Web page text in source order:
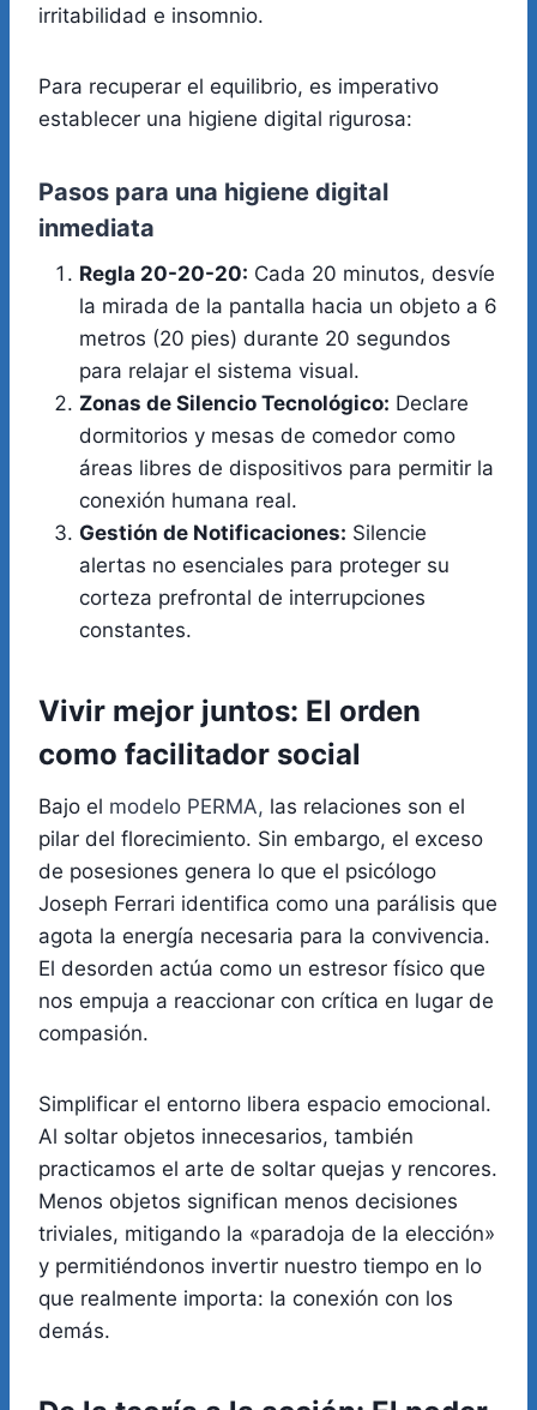
irritabilidad e insomnio.
Para recuperar el equilibrio, es imperativo
establecer una higiene digital rigurosa:
Pasos para una higiene digital
inmediata
Regla 20-20-20: Cada 20 minutos, desvíe
la mirada de la pantalla hacia un objeto a 6
metros (20 pies) durante 20 segundos
para relajar el sistema visual.
Zonas de Silencio Tecnológico: Declare
dormitorios y mesas de comedor como
áreas libres de dispositivos para permitir la
conexión humana real.
Gestión de Notificaciones: Silencie
alertas no esenciales para proteger su
corteza prefrontal de interrupciones
constantes.
Vivir mejor juntos: El orden
como facilitador social
Bajo el modelo PERMA, las relaciones son el
pilar del florecimiento. Sin embargo, el exceso
de posesiones genera lo que el psicólogo
Joseph Ferrari identifica como una parálisis que
agota la energía necesaria para la convivencia.
El desorden actúa como un estresor físico que
nos empuja a reaccionar con crítica en lugar de
compasión.
Simplificar el entorno libera espacio emocional.
Al soltar objetos innecesarios, también
practicamos el arte de soltar quejas y rencores.
Menos objetos significan menos decisiones
triviales, mitigando la «paradoja de la elección»
y permitiéndonos invertir nuestro tiempo en lo
que realmente importa: la conexión con los
demás.